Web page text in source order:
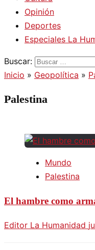
Opinión
Deportes
Especiales La
Buscar:
Inicio » Geopolítica »
Palestina
Mundo
Palestina
El hambre como
Editor La Humanidad